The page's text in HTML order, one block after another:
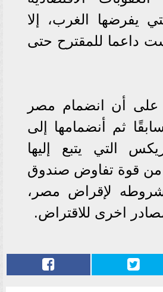
يفرضها الغرب، إلا
داعما للمقترح حتى
على أن انضمام مصر
سابقًا ثم أنضمامها إلى
التي يتبع إليها
من قوة تفاوض صندوق
شروطه لإقراض مصر،
اخرى للاقتراض.